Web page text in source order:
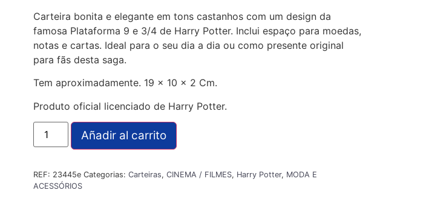
Carteira bonita e elegante em tons castanhos com um design da
famosa Plataforma 9 e 3/4 de Harry Potter. Inclui espaço para moedas,
notas e cartas. Ideal para o seu dia a dia ou como presente original
para fãs desta saga.
Tem aproximadamente. 19 x 10 x 2 Cm.
Produto oficial licenciado de Harry Potter.
Añadir al carrito
REF: 23445e Categorias: Carteiras, CINEMA / FILMES, Harry Potter, MODA E
ACESSÓRIOS